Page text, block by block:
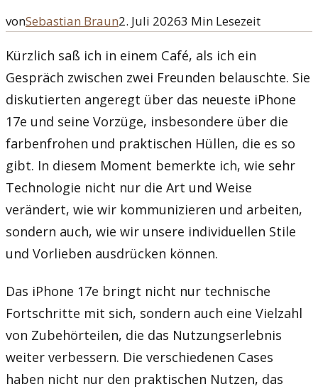
vonSebastian Braun2. Juli 20263 Min Lesezeit
Kürzlich saß ich in einem Café, als ich ein
Gespräch zwischen zwei Freunden belauschte. Sie
diskutierten angeregt über das neueste iPhone
17e und seine Vorzüge, insbesondere über die
farbenfrohen und praktischen Hüllen, die es so
gibt. In diesem Moment bemerkte ich, wie sehr
Technologie nicht nur die Art und Weise
verändert, wie wir kommunizieren und arbeiten,
sondern auch, wie wir unsere individuellen Stile
und Vorlieben ausdrücken können.
Das iPhone 17e bringt nicht nur technische
Fortschritte mit sich, sondern auch eine Vielzahl
von Zubehörteilen, die das Nutzungserlebnis
weiter verbessern. Die verschiedenen Cases
haben nicht nur den praktischen Nutzen, das